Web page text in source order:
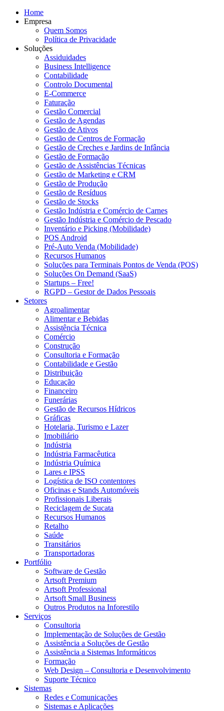
Home
Empresa
Quem Somos
Política de Privacidade
Soluções
Assiduidades
Business Intelligence
Contabilidade
Controlo Documental
E-Commerce
Faturação
Gestão Comercial
Gestão de Agendas
Gestão de Ativos
Gestão de Centros de Formação
Gestão de Creches e Jardins de Infância
Gestão de Formação
Gestão de Assistências Técnicas
Gestão de Marketing e CRM
Gestão de Produção
Gestão de Resíduos
Gestão de Stocks
Gestão Indústria e Comércio de Carnes
Gestão Indústria e Comércio de Pescado
Inventário e Picking (Mobilidade)
POS Android
Pré-Auto Venda (Mobilidade)
Recursos Humanos
Soluções para Terminais Pontos de Venda (POS)
Soluções On Demand (SaaS)
Startups – Free!
RGPD – Gestor de Dados Pessoais
Setores
Agroalimentar
Alimentar e Bebidas
Assistência Técnica
Comércio
Construção
Consultoria e Formação
Contabilidade e Gestão
Distribuição
Educação
Financeiro
Funerárias
Gestão de Recursos Hídricos
Gráficas
Hotelaria, Turismo e Lazer
Imobiliário
Indústria
Indústria Farmacêutica
Indústria Química
Lares e IPSS
Logística de ISO contentores
Oficinas e Stands Automóveis
Profissionais Liberais
Reciclagem de Sucata
Recursos Humanos
Retalho
Saúde
Transitários
Transportadoras
Portfólio
Software de Gestão
Artsoft Premium
Artsoft Professional
Artsoft Small Business
Outros Produtos na Inforestilo
Serviços
Consultoria
Implementação de Soluções de Gestão
Assistência a Soluções de Gestão
Assistência a Sistemas Informáticos
Formação
Web Design – Consultoria e Desenvolvimento
Suporte Técnico
Sistemas
Redes e Comunicações
Sistemas e Aplicações